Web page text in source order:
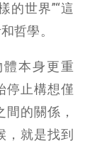
的世界”“這
哲學。
本身更重
停止構想僅
的關係，
，就是找到